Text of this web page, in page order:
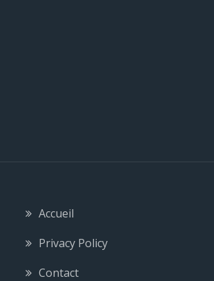
Accueil
Privacy Policy
Contact